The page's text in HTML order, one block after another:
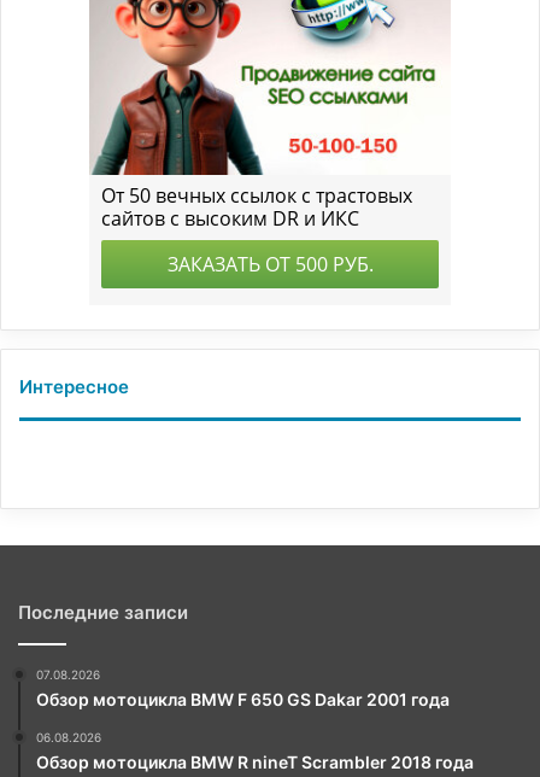
Интересное
Последние записи
07.08.2026
Обзор мотоцикла BMW F 650 GS Dakar 2001 года
06.08.2026
Обзор мотоцикла BMW R nineT Scrambler 2018 года